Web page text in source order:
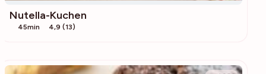
Nutella-Kuchen
45min 4,9 (13)